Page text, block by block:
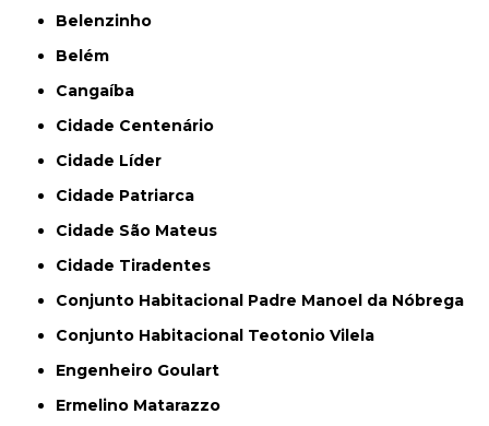
Belenzinho
Belém
Cangaíba
Cidade Centenário
Cidade Líder
Cidade Patriarca
Cidade São Mateus
Cidade Tiradentes
Conjunto Habitacional Padre Manoel da Nóbrega
Conjunto Habitacional Teotonio Vilela
Engenheiro Goulart
Ermelino Matarazzo